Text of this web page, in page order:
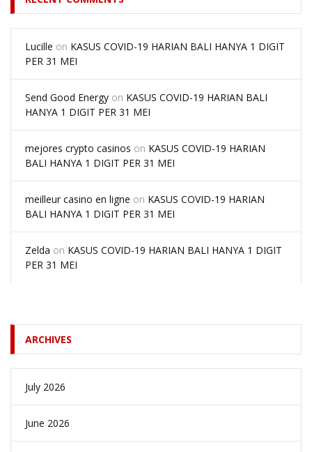
Lucille on KASUS COVID-19 HARIAN BALI HANYA 1 DIGIT
PER 31 MEI
Send Good Energy on KASUS COVID-19 HARIAN BALI
HANYA 1 DIGIT PER 31 MEI
mejores crypto casinos on KASUS COVID-19 HARIAN
BALI HANYA 1 DIGIT PER 31 MEI
meilleur casino en ligne on KASUS COVID-19 HARIAN
BALI HANYA 1 DIGIT PER 31 MEI
Zelda on KASUS COVID-19 HARIAN BALI HANYA 1 DIGIT
PER 31 MEI
ARCHIVES
July 2026
June 2026